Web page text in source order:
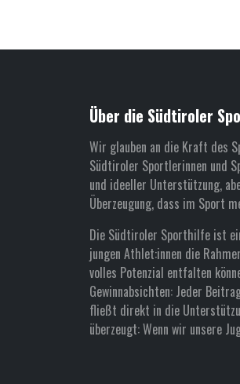
Über die Südtiroler
Wir glauben an die Kraft des
Südtiroler Sportlerinnen und
und ideeller Unterstützung,
Überzeugung, dass im Sport
Die Südtiroler Sporthilfe ist
jungen Athlet:innen die
volles Potenzial entfalten
Gewinnabsichten: Jeder
fließt direkt in die
überzeugt: Wenn wir unsere